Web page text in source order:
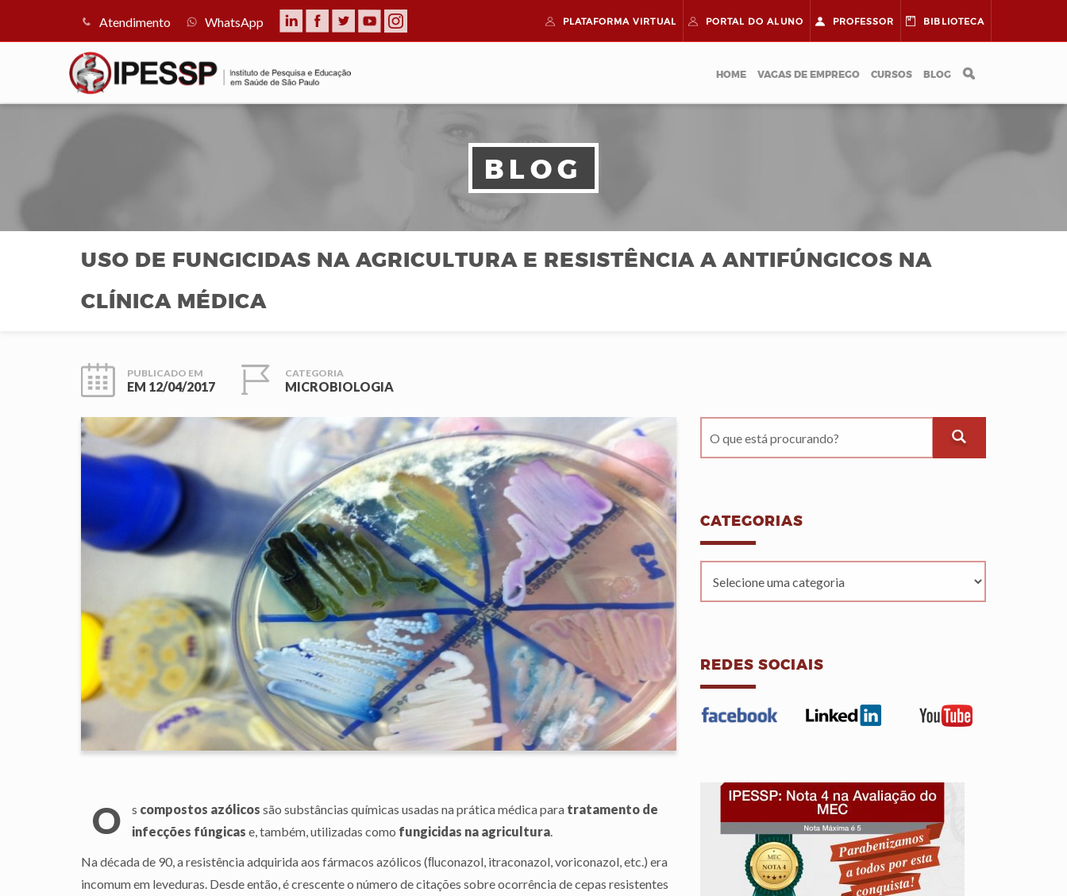
Atendimento WhatsApp PLATAFORMAVIRTUAL PORTAL DOALUNO PROFESSOR BIBLIOTECA
HOME VAGAS DE EMPREGO CURSOS BLOG
BLOG
USO DE FUNGICIDAS NA AGRICULTURA E RESISTÊNCIA A ANTIFÚNGICOS NA
CLÍNICA MÉDICA
PUBLICADO EM
EM 12/04/2017
CATEGORIA
MICROBIOLOGIA
O s compostos azólicos são substâncias químicas usadas na prática médica para tratamento de
infecções fúngicas e, também, utilizadas como fungicidas na agricultura.
Na década de 90, a resistência adquirida aos fármacos azólicos (ﬂuconazol, itraconazol, voriconazol, etc.) era
incomum em leveduras. Desde então, é crescente o número de citações sobre ocorrência de cepas resistentes
CATEGORIAS
REDES SOCIAIS